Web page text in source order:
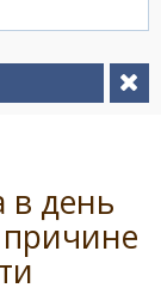
в день